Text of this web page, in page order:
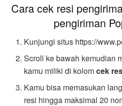
Cara cek resi
pengiriman
Kunjungi situs https://
Scroll ke bawah kemudian
kamu miliki di kolomcek
Kamu bisa memasukan
resi hingga maksimal 20